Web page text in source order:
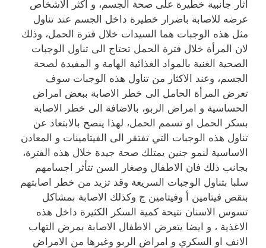
اثار جانبية خطيرة على صحة الجسم، و اكثر الاشخاص
عرضه للاصابة باضرار خطيرة داخل الجسم عند تناول
مثل هذه الوجبات هما السيدات خلال فترة الحمل، وذلك
لان المرأة خلال فترة الحمل تحتاج الى تناول الوجبات
الصحية الغنية بالمواد الغذائية الهامة و المفيدة لصحة
الجسم، وعند الاكثار من تناول هذه الوجبات سوف
تعرض المرأة الحامل الى خطر الاصابة ببعض امراض
الحساسية و امراض الربو، بالاضافة الى خطر الاصابة
بسكر الحمل او تسمم الحمل، لهذا ينصح بالابتعاد عن
تناول هذه الوجبات التي تفتقر الى الفيتامينات و المعادن
الاساسية لنمو جنين يمتلك صحة جيدة خلال هذه الفترة،
بجانب ذلك فان الاطفال وصغار السن تتأثر اجسامهم
سلبا بتناول الوجبات السريعة وقد تزيد من خطر اصابتهم
بنقص فيتامين أ وفيتامين ج وكذلك الاصابة بمشاكل
تسوس الاسنان نتيحة كمية السكر الكثيرة داخل هذه
الاغذية ، و ايضا يتعرض الاطفال الاصابة بمرض التهاب
الانف او السكري و امراض الربو وغيرها من الامراض